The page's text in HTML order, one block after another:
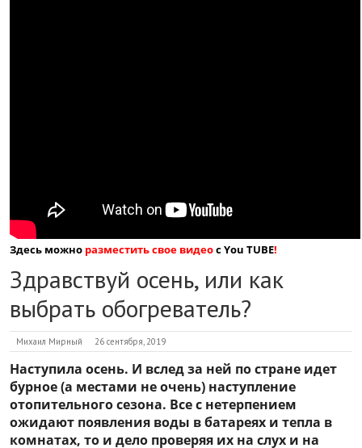
Здесь можно разместить свое видеос You TUBE!
Здравствуй осень, или как
выбрать обогреватель?
Михаил Мирный 26 сентября, 2019
Наступила осень. И вслед за ней по стране идет
бурное (а местами не очень) наступление
отопительного сезона. Все с нетерпением
ожидают появления воды в батареях и тепла в
комнатах, то и дело проверяя их на слух и на